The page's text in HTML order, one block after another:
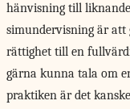
hänvisning till
simundervisning är att
rättighet till en
gärna kunna tala om
praktiken är det